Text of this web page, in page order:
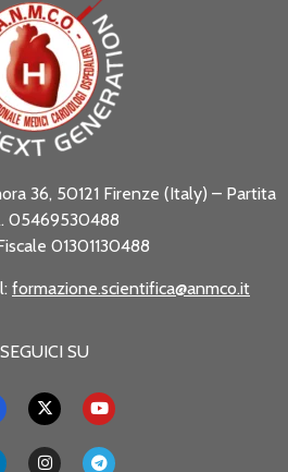
36, 50121 Firenze (Italy) – Partita
05469530488
01301130488
formazione.scientifica@anmco.it
SEGUICI SU